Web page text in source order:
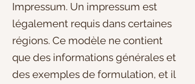
Impressum. Un impressum est
légalement requis dans certaines
régions. Ce modèle ne contient
que des informations générales et
des exemples de formulation, et il